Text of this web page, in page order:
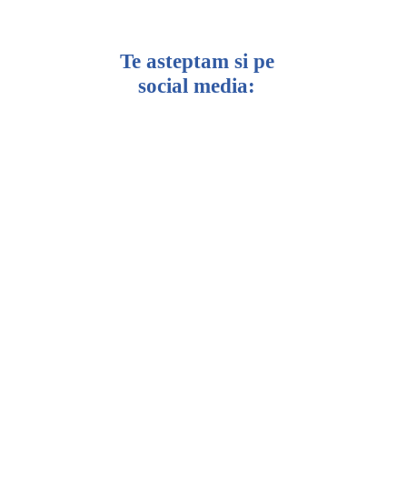
Te asteptam si pe
social media: